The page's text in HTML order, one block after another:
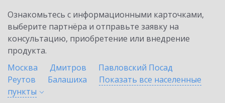
Ознакомьтесь с информационными карточками,
выберите партнёра и отправьте заявку на
консультацию, приобретение или внедрение
продукта.
Москва
Дмитров
Павловский Посад
Реутов
Балашиха
Показать все населенные
пункты